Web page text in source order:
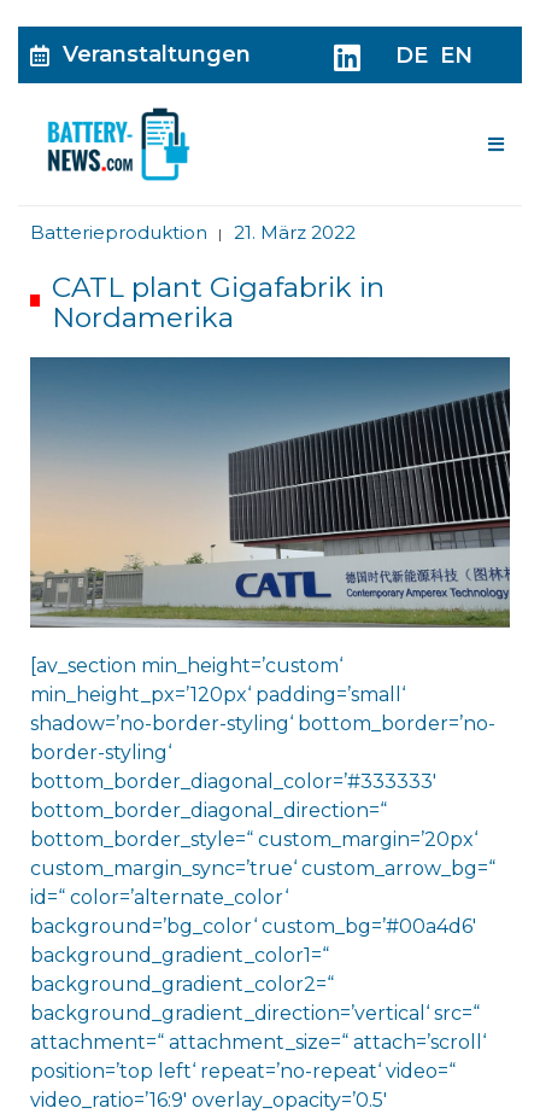
Veranstaltungen DE EN
Batterieproduktion | 21. März 2022
CATL plant Gigafabrik in
Nordamerika
[av_section min_height=’custom‘
min_height_px=’120px‘ padding=’small‘
shadow=’no-border-styling‘ bottom_border=’no-
border-styling‘
bottom_border_diagonal_color=’#333333′
bottom_border_diagonal_direction=“
bottom_border_style=“ custom_margin=’20px‘
custom_margin_sync=’true‘ custom_arrow_bg=“
id=“ color=’alternate_color‘
background=’bg_color‘ custom_bg=’#00a4d6′
background_gradient_color1=“
background_gradient_color2=“
background_gradient_direction=’vertical‘ src=“
attachment=“ attachment_size=“ attach=’scroll‘
position=’top left‘ repeat=’no-repeat‘ video=“
video_ratio=’16:9′ overlay_opacity=’0.5′